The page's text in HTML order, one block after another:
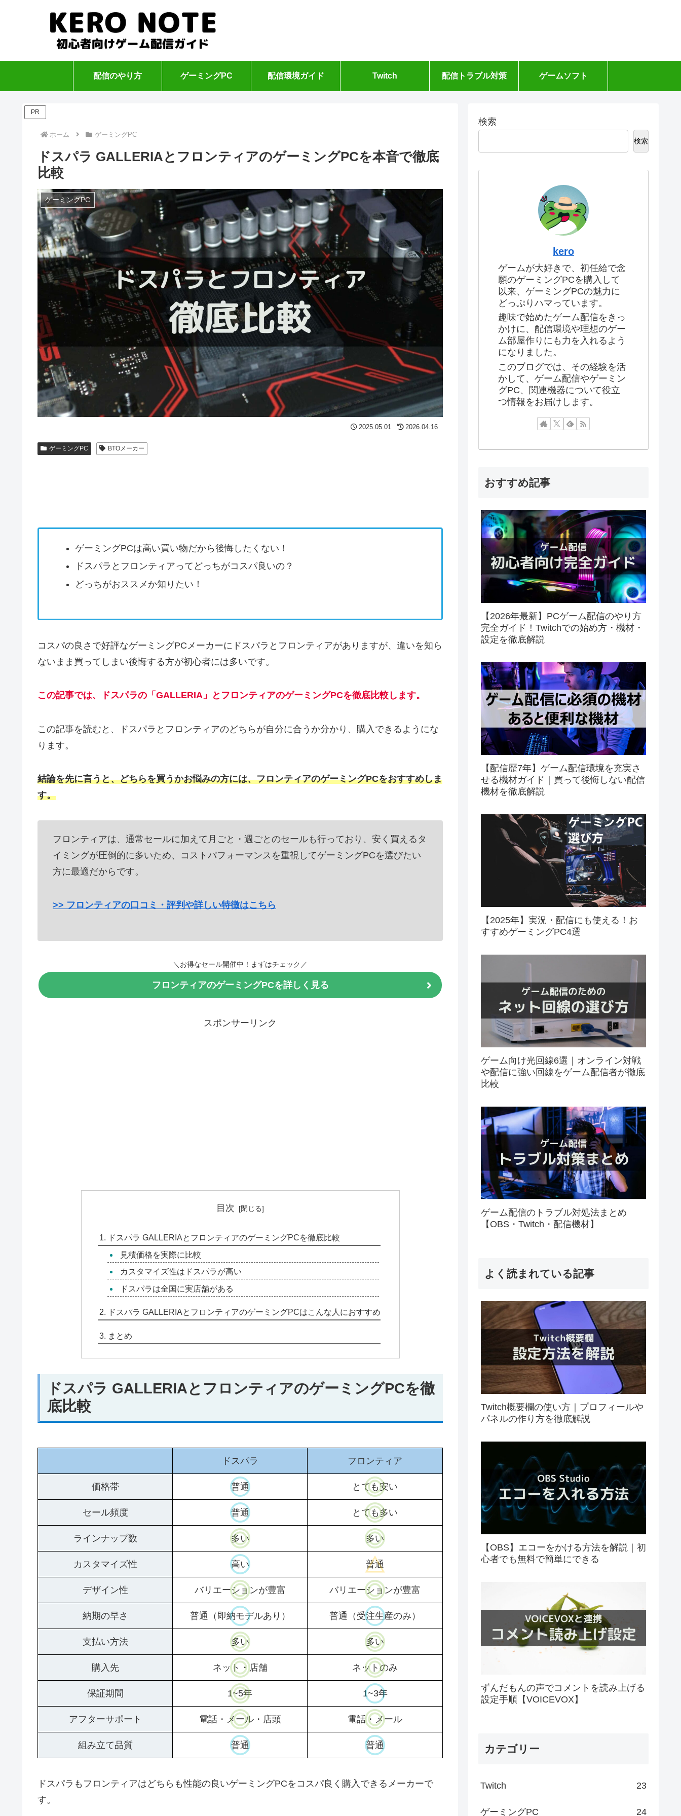
配信のやり方 ゲーミングPC 配信環境ガイド Twitch 配信トラブル対策 ゲームソフト
PR
ホーム ゲーミングPC
ドスパラ GALLERIAとフロンティアのゲーミングPCを本音で徹底
比較
ゲーミングPC
2025.05.01 2026.04.16
ゲーミングPC BTOメーカー
ゲーミングPCは高い買い物だから後悔したくない！
ドスパラとフロンティアってどっちがコスパ良いの？
どっちがおススメか知りたい！
コスパの良さで好評なゲーミングPCメーカーにドスパラとフロンティアがありますが、違いを知ら
ないまま買ってしまい後悔する方が初心者には多いです。
この記事では、ドスパラの「GALLERIA」とフロンティアのゲーミングPCを徹底比較します。
この記事を読むと、ドスパラとフロンティアのどちらが自分に合うか分かり、購入できるようにな
ります。
結論を先に言うと、どちらを買うかお悩みの方には、フロンティアのゲーミングPCをおすすめしま
す。
フロンティアは、通常セールに加えて月ごと・週ごとのセールも行っており、安く買えるタ
イミングが圧倒的に多いため、コストパフォーマンスを重視してゲーミングPCを選びたい
方に最適だからです。
>> フロンティアの口コミ・評判や詳しい特徴はこちら
＼お得なセール開催中！まずはチェック／
フロンティアのゲーミングPCを詳しく見る
スポンサーリンク
目次
ドスパラ GALLERIAとフロンティアのゲーミングPCを徹底比較
見積価格を実際に比較
カスタマイズ性はドスパラが高い
ドスパラは全国に実店舗がある
ドスパラ GALLERIAとフロンティアのゲーミングPCはこんな人におすすめ
まとめ
ドスパラ GALLERIAとフロンティアのゲーミングPCを徹
底比較
ドスパラ フロンティア
価格帯 普通 とても安い
セール頻度 普通 とても多い
ラインナップ数 多い 多い
カスタマイズ性 高い 普通
デザイン性 バリエーションが豊富 バリエーションが豊富
納期の早さ 普通（即納モデルあり） 普通（受注生産のみ）
支払い方法 多い 多い
購入先 ネット・店舗 ネットのみ
保証期間 1~5年 1~3年
アフターサポート 電話・メール・店頭 電話・メール
組み立て品質 普通 普通
ドスパラもフロンティアはどちらも性能の良いゲーミングPCをコスパ良く購入できるメーカーで
す。
検索
検索
kero
ゲームが大好きで、初任給で念
願のゲーミングPCを購入して
以来、ゲーミングPCの魅力に
どっぷりハマっています。
趣味で始めたゲーム配信をきっ
かけに、配信環境や理想のゲー
ム部屋作りにも力を入れるよう
になりました。
このブログでは、その経験を活
かして、ゲーム配信やゲーミン
グPC、関連機器について役立
つ情報をお届けします。
おすすめ記事
【2026年最新】PCゲーム配信のやり方
完全ガイド！Twitchでの始め方・機材・
設定を徹底解説
【配信歴7年】ゲーム配信環境を充実さ
せる機材ガイド｜買って後悔しない配信
機材を徹底解説
【2025年】実況・配信にも使える！お
すすめゲーミングPC4選
ゲーム向け光回線6選｜オンライン対戦
や配信に強い回線をゲーム配信者が徹底
比較
ゲーム配信のトラブル対処法まとめ
【OBS・Twitch・配信機材】
よく読まれている記事
Twitch概要欄の使い方｜プロフィールや
パネルの作り方を徹底解説
【OBS】エコーをかける方法を解説｜初
心者でも無料で簡単にできる
ずんだもんの声でコメントを読み上げる
設定手順【VOICEVOX】
カテゴリー
Twitch 23
ゲーミングPC 24